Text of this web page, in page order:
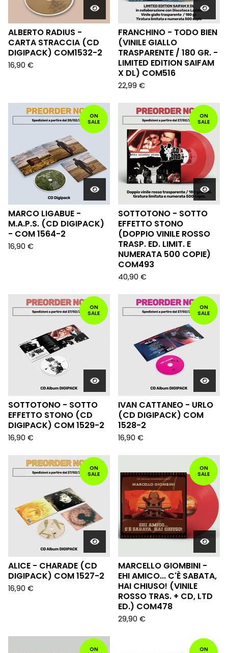
ALBERTO RADIUS -
CARTA STRACCIA (CD
DIGIPACK) COM1532-2
16,90 €
FRANCHINO - TODO BIEN
(VINILE GIALLO
TRASPARENTE / 180 GR. -
LIMITED EDITION SAIFAM
X DL) COM516
22,99 €
ON
SALE
MARCO LIGABUE -
M.A.P.S. (CD DIGIPACK)
- COM 1564-2
16,90 €
ON
SALE
SOTTOTONO - SOTTO
EFFETTO STONO
(DOPPIO VINILE ROSSO
TRASP. ED. LIMIT. E
NUMERATA 500 COPIE)
COM493
40,90 €
ON
SALE
SOTTOTONO - SOTTO
EFFETTO STONO (CD
DIGIPACK) COM 1529-2
16,90 €
ON
SALE
IVAN CATTANEO - URLO
(CD DIGIPACK) COM
1528-2
16,90 €
ON
SALE
ALICE - CHARADE (CD
DIGIPACK) COM 1527-2
16,90 €
ON
SALE
MARCELLO GIOMBINI -
EHI AMICO... C'È SABATA,
HAI CHIUSO! (VINILE
ROSSO TRAS. + CD, LTD
ED.) COM478
29,90 €
ON
ON